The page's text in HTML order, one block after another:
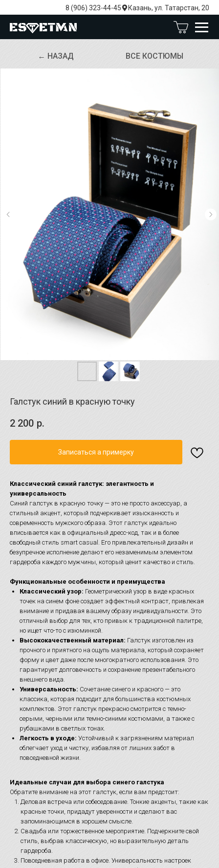
8 (906) 323-44-45 Казань, ул. Татарстан, 20
ВСЕ КОСТЮМЫ
← НАЗАД
Галстук синий в красную точку
2 200 р.
Записаться а примерку
Классический синий галстук: элегантность и
универсальность
Синий галстук в красную точку — это не просто аксессуар, а
стильный акцент, который подчеркивает изысканность и
современность мужского образа. Этот галстук идеально
вписывается как в официальный дресс-код, так и в более
свободный стиль smart casual. Его привлекательный дизайн и
безупречное исполнение делают его незаменимым элементом
гардероба каждого мужчины, который ценит качество и стиль.
Функциональные особенности и преимущества
Классический узор: Геометрический узор в виде красных
точек на синем фоне создает эффектный контраст, привлекая
внимание и придавая вашему образу индивидуальности. Это
отличный выбор для тех, кто привык к традиционной палитре,
но ищет что-то с изюминкой.
Высококачественный материал: Галстук изготовлен из
прочного и приятного на ощупь материала, который сохраняет
форму и цвет даже после многократного использования. Это
гарантирует долговечность и сохранение презентабельного
внешнего вида.
Универсальность: Сочетание синего и красного — это
классика, которая подходит для большинства костюмных
комплектов. Этот галстук прекрасно смотрится с темно-
серыми, черными или темно-синими костюмами, а также с
рубашками в светлых тонах.
Легкость в уходе: Устойчивый к загрязнениям материал
облегчает уход и чистку, избавляя от лишних забот в
повседневной жизни.
Идеальные случаи для выбора синего галстука
Обратите внимание на этот галстук, если вам предстоит:
Деловая встреча или собеседование. Тонкие акценты, такие как
красные точки, придадут уверенности и сделают вас
запоминающимся в хорошем смысле.
Свадьба или торжественное мероприятие. Подчеркните свой
стиль, выбрав классическую, но выразительную деталь
гардероба.
Повседневная работа в офисе. Универсальность настроек